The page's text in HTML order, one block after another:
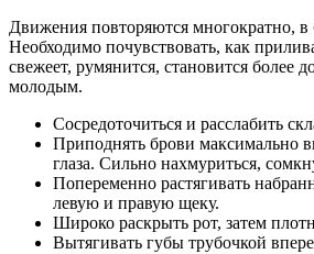
Движения повторяются многократно, в
Необходимо почувствовать, как
свежеет, румянится, становится более
молодым.
Сосредоточиться и расслабить
Приподнять брови максимально
глаза. Сильно нахмуриться,
Попеременно растягивать
левую и правую щеку.
Широко раскрыть рот, затем
Вытягивать губы трубочкой